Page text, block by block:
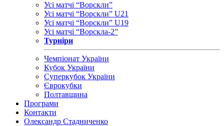
Усі матчі “Ворскли”
Усі матчі “Ворскли” U21
Усі матчі “Ворскли” U19
Усі матчі “Ворскла-2”
Турніри
Чемпіонат України
Кубок України
Суперкубок України
Єврокубки
Полтавщина
Програми
Контакти
Олександр Стадниченко